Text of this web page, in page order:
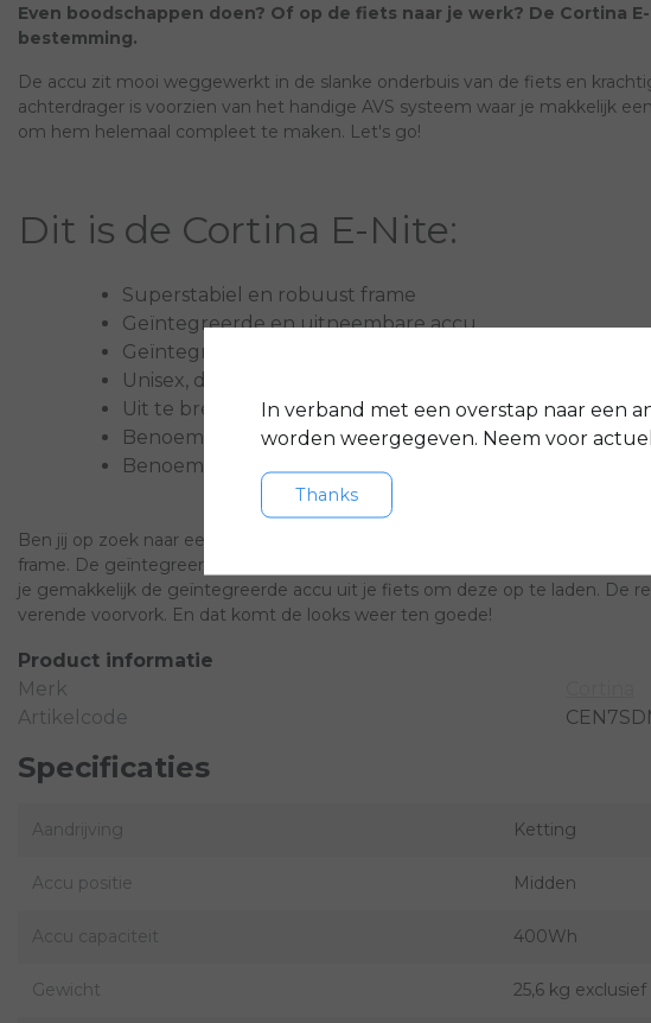
Even boodschappen doen? Of op de fiets naar je werk? De
bestemming.
De accu zit mooi weggewerkt in de slanke onderbuis van de fiets en
achterdrager is voorzien van het handige AVS systeem waar je makkelijk
om hem helemaal compleet te maken. Let's go!
Dit is de Cortina E-Nite:
Superstabiel en robuust frame
Geïntegreerde en uitneembare accu
Geïntegreerde verlichting waardoor de fiets tegen een
Unisex, dus te gebruiken door het hele gezin
Uit te breiden met een voordrager en accessoires op
Benoemd tot ‘Voordelige keus' tijdens de ANWB e-
Benoemd tot 'Beste koop' tijdens de ADR-fietstest 2023
Ben jij op zoek naar een echte alleskunner? Dan is de Cortina E-Nite een
frame. De geïntegreerde verlichting en het stevige frame zorgen ervoor
je gemakkelijk de geïntegreerde accu uit je fiets om deze op te laden. De
verende voorvork. En dat komt de looks weer ten goede!
Product informatie
Merk
Artikelcode
Specificaties
Aandrijving Ketting
Accu positie Midden
Accu capaciteit 400Wh
Gewicht 25,6 kg exclusief
In verband met een overstap naar een
worden weergegeven. Neem voor
Thanks